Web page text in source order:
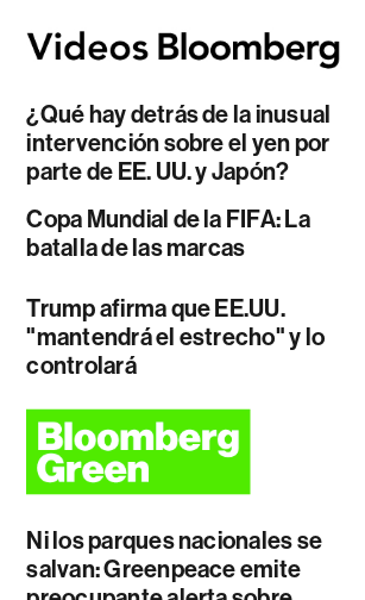
¿Qué hay detrás de la inusual
intervención sobre el yen por
parte de EE. UU. y Japón?
Copa Mundial de la FIFA: La
batalla de las marcas
Trump afirma que EE.UU.
"mantendrá el estrecho" y lo
controlará
Ni los parques nacionales se
salvan: Greenpeace emite